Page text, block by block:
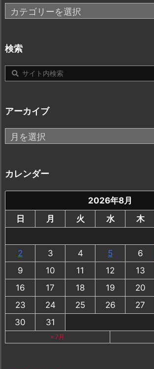
カ
テ
リ
ー
検索
アーカイブ
ア
ー
イ
ブ
カレンダー
2026年8月
日
月 火 水 木
2
3 4 5 6
9
10 11 12 13
16
17 18 19 20
23
24 25 26 27
30
31
« 7月